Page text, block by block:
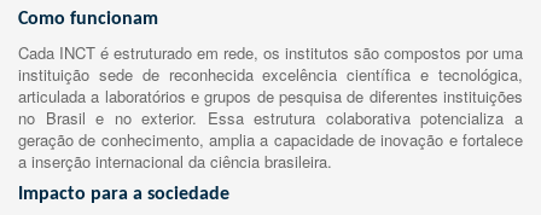
Como funcionam
Cada INCT é estruturado em rede, os institutos são compostos por uma
instituição sede de reconhecida excelência científica e tecnológica,
articulada a laboratórios e grupos de pesquisa de diferentes instituições
no Brasil e no exterior. Essa estrutura colaborativa potencializa a
geração de conhecimento, amplia a capacidade de inovação e fortalece
a inserção internacional da ciência brasileira.
Impacto para a sociedade